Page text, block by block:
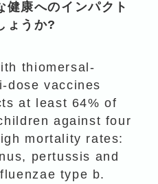
健康へのインパクト
ょうか?
thiomersal-
dose vaccines
at least 64% of
against four
mortality rates:
pertussis and
type b.